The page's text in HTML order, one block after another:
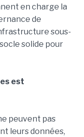
en charge la
de
sous-
solide pour
est
peuvent pas
leurs données,